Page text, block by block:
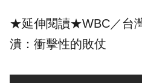
★延伸閱讀★WBC／台
潰：衝擊性的敗仗